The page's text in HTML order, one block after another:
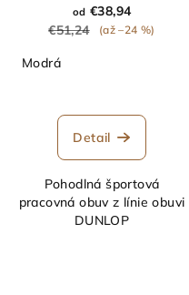
od €38,94
€51,24
(až –24 %)
Modrá
Detail
Pohodlná športová
pracovná obuv z línie obuvi
DUNLOP